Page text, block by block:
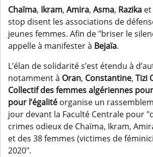
Chaïma, Ikram, Amira, Asma, Razika
stop disent les associations de
jeunes femmes. Afin de "briser le
appelle à manifester à Bejaïa.
L’élan de solidarité s’est étendu à
notamment à Oran, Constantine, Tizi
Collectif des femmes algériennes
pour l’égalité organise un
jour devant la Faculté Centrale pour
crimes odieux de Chaïma, Ikram,
et des 38 femmes (victimes de
2020".